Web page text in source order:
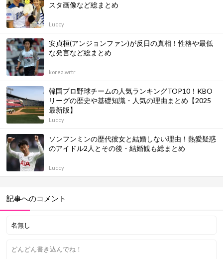
スタ画像など総まとめ
Luccy
安貞桓(アンジョンファン)が反日の真相！性格や最低
な発言など総まとめ
korea.wrtr
韓国プロ野球チームの人気ランキングTOP10！KBO
リーグの歴史や基礎知識・人気の理由まとめ【2025
最新版】
Luccy
ソンフンミンの歴代彼女と結婚しない理由！熱愛疑惑
のアイドル2人とその後・結婚観も総まとめ
Luccy
記事へのコメント